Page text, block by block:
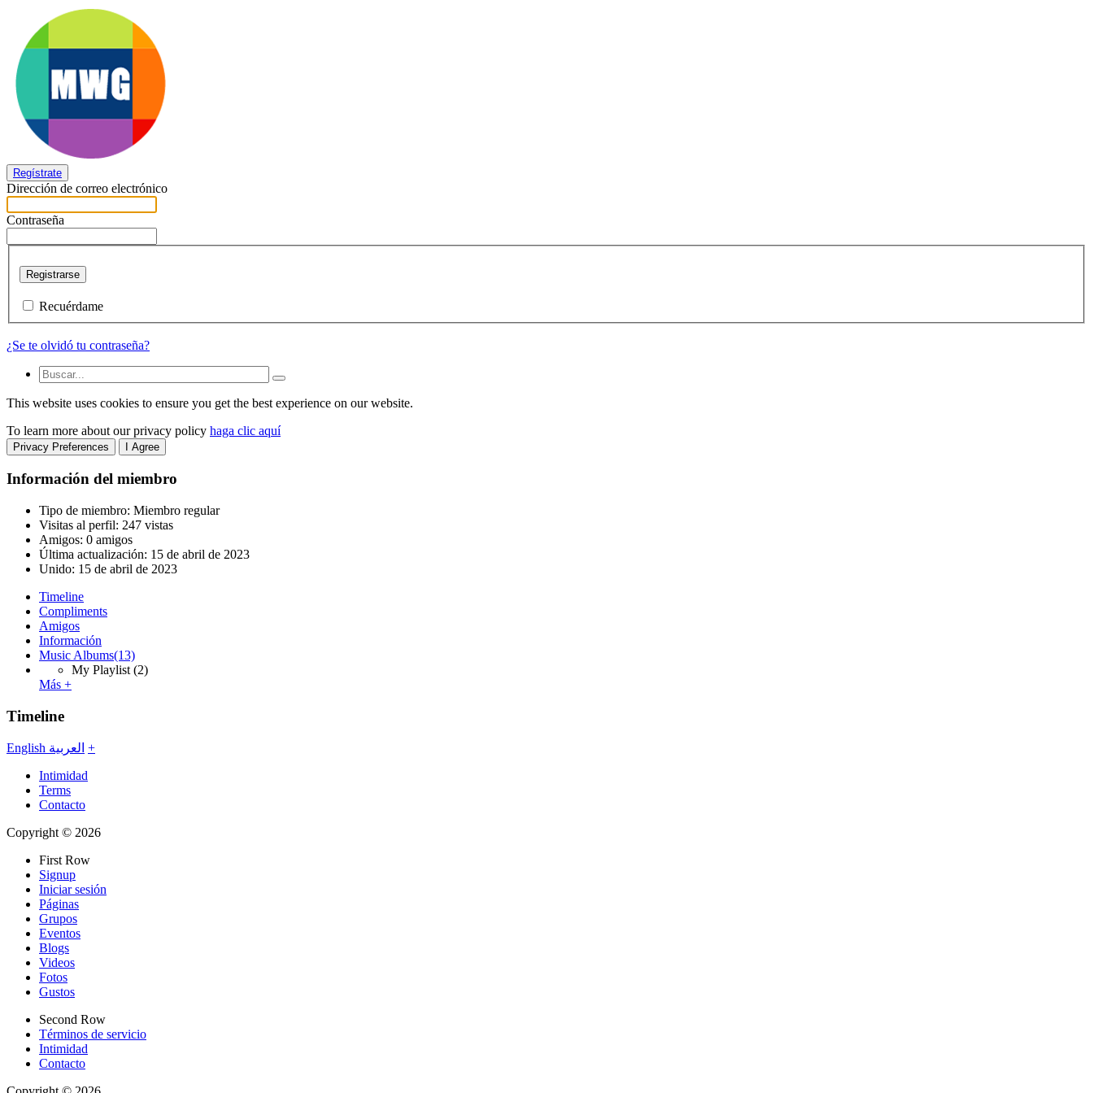
Regístrate
Dirección de correo electrónico
Contraseña
Registrarse
Recuérdame
¿Se te olvidó tu contraseña?
This website uses cookies to ensure you get the best experience on our website.
To learn more about our privacy policy haga clic aquí
Privacy Preferences I Agree
Información del miembro
Tipo de miembro: Miembro regular
Visitas al perfil: 247 vistas
Amigos: 0 amigos
Última actualización: 15 de abril de 2023
Unido: 15 de abril de 2023
Timeline
Compliments
Amigos
Información
Music Albums(13)
My Playlist (2)
Más +
Timeline
English العربية +
Intimidad
Terms
Contacto
Copyright © 2026
First Row
Signup
Iniciar sesión
Páginas
Grupos
Eventos
Blogs
Videos
Fotos
Gustos
Second Row
Términos de servicio
Intimidad
Contacto